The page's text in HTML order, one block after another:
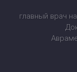
главный врач